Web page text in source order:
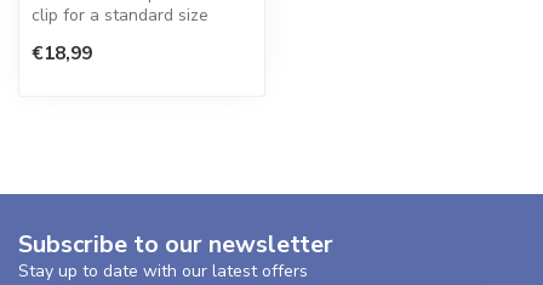
clip for a standard size
€18,99
Subscribe to our newsletter
Stay up to date with our latest offers